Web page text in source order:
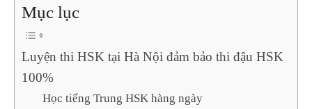
Mục lục
Luyện thi HSK tại Hà Nội đảm bảo thi đậu HSK
100%
Học tiếng Trung HSK hàng ngày